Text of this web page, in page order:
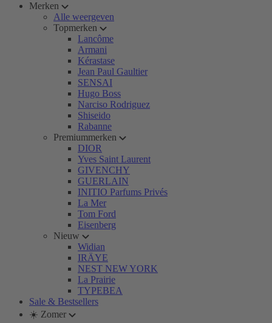
Merken
Alle weergeven
Topmerken
Lancôme
Armani
Kérastase
Jean Paul Gaultier
SENSAI
Hugo Boss
Narciso Rodriguez
Shiseido
Rabanne
Premiummerken
DIOR
Yves Saint Laurent
GIVENCHY
GUERLAIN
INITIO Parfums Privés
La Mer
Tom Ford
Eisenberg
Nieuw
Widian
IRÄYE
NEST NEW YORK
La Prairie
TYPEBEA
Sale & Bestsellers
☀️ Zomer